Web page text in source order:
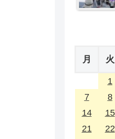
月 火
1
7
8
14
15
21
22